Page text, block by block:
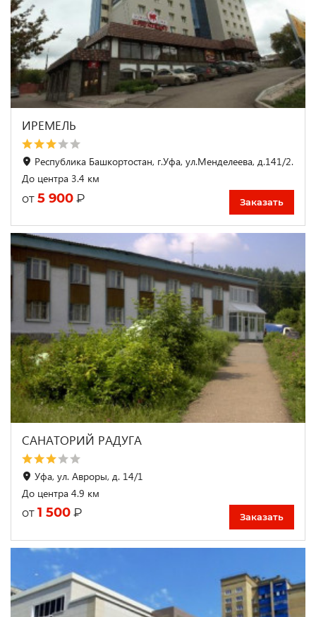
ИРЕМЕЛЬ
Республика Башкортостан, г.Уфа, ул.Менделеева, д.141/2.
До центра 3.4 км
от 5 900 ₽ Заказать
САНАТОРИЙ РАДУГА
Уфа, ул. Авроры, д. 14/1
До центра 4.9 км
от 1 500 ₽ Заказать